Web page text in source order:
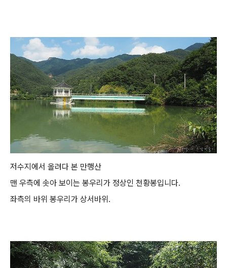
저수지에서 올려다 본 만행산
맨 우측에 솟아 보이는 봉우리가 정상인 천황봉입니다.
좌측의 바위 봉우리가 상서바위.